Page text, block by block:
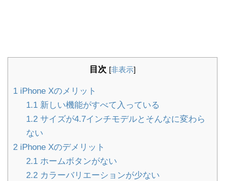
目次 [非表示]
1 iPhone Xのメリット
1.1新しい機能がすべて入っている
1.2サイズが4.7インチモデルとそんなに変わら
ない
2 iPhone Xのデメリット
2.1ホームボタンがない
2.2カラーバリエーションが少ない